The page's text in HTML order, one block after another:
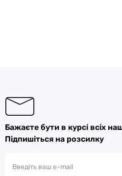
Бажаєте бути в курсі всіх
Підпишіться на розсилку